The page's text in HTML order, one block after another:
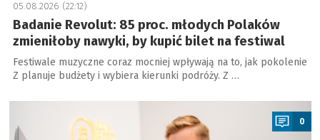
05.08.2026 (22:12)
Badanie Revolut: 85 proc. młodych Polaków
zmieniłoby nawyki, by kupić bilet na festiwal
Festiwale muzyczne coraz mocniej wpływają na to, jak pokolenie
Z planuje budżety i wybiera kierunki podróży. Z …
a
0